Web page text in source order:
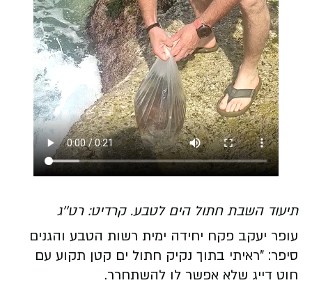
תיעוד השבת חתול הים לטבע. קרדיט: רט''ג
עופר יעקב פקח יחידה ימית רשות הטבע והגנים
סיפר: "ראיתי בתוך נקיק חתול ים קטן תקוע עם
חוט דייג שלא אפשר לו להשתחרר.